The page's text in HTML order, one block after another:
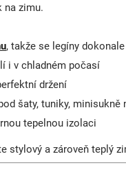
na zimu.
, takže se legíny
i v chladném počasí
držení
šaty, tuniky, minisukně
tepelnou izolaci
stylový a zároveň teplý